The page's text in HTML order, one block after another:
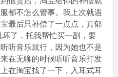
都不怎么管事。我上次就遇
最后只补偿了一点点，真郁
了，托我帮忙买一副，要
听音乐就行，因为她也不是
在无聊的时候听听音乐打发
在淘宝找了一下，入耳式耳